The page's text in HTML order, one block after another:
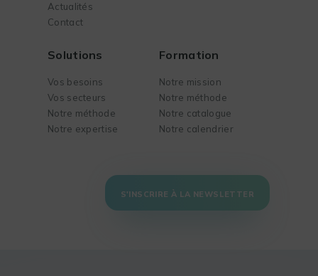
Actualités
Contact
Solutions
Vos besoins
Vos secteurs
Notre méthode
Notre expertise
Formation
Notre mission
Notre méthode
Notre catalogue
Notre calendrier
S'INSCRIRE À LA NEWSLETTER